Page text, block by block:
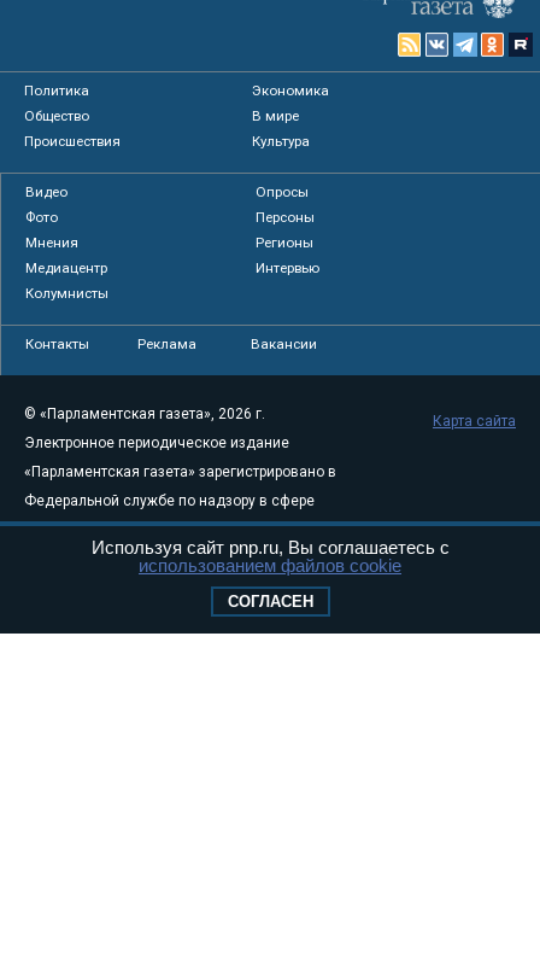
Политика
Экономика
Общество
В мире
Происшествия
Культура
Видео
Опросы
Фото
Персоны
Мнения
Регионы
Медиацентр
Интервью
Колумнисты
Контакты Реклама Вакансии
© «Парламентская газета», 2026 г.
Электронное периодическое издание
«Парламентская газета» зарегистрировано в
Федеральной службе по надзору в сфере
связи, информационных технологий и
массовых коммуникаций (Роскомнадзор) 05
Свидетельство о регистрации Эл № ФС77-
Карта сайта
Используя сайт pnp.ru, Вы соглашаетесь с
использованием файлов cookie
СОГЛАСЕН